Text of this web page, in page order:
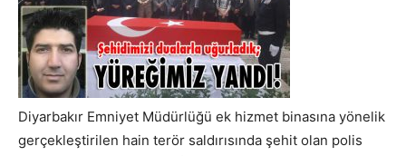
Diyarbakır Emniyet Müdürlüğü ek hizmet binasına yönelik
gerçekleştirilen hain terör saldırısında şehit olan polis